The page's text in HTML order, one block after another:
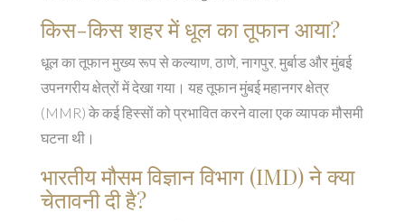
किस-किस शहर में धूल का तूफान आया?
धूल का तूफान मुख्य रूप से कल्याण, ठाणे, नागपुर, मुर्बाड और मुंबई
उपनगरीय क्षेत्रों में देखा गया। यह तूफान मुंबई महानगर क्षेत्र
(MMR) के कई हिस्सों को प्रभावित करने वाला एक व्यापक मौसमी
घटना थी।
भारतीय मौसम विज्ञान विभाग (IMD) ने क्या
चेतावनी दी है?